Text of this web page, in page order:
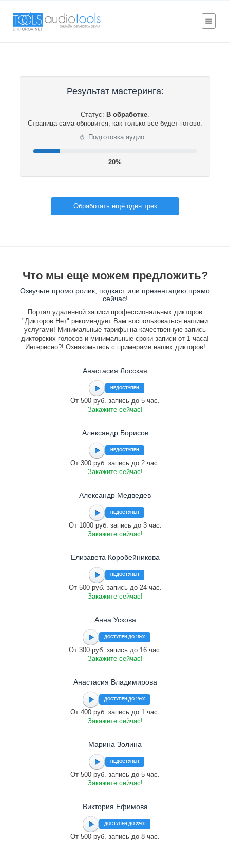
Результат мастеринга:
Статус: В обработке.
Страница сама обновится, как только всё будет готово.
⟳ Подготовка аудио…
20%
Обработать ещё один трек
Что мы еще можем предложить?
Озвучьте промо ролик, подкаст или презентацию прямо
сейчас!
Портал удаленной записи профессиональных дикторов
"Дикторов.Нет" рекомендует Вам воспользоваться нашими
услугами! Минимальные тарифы на качественную запись
дикторских голосов и минимальные сроки записи от 1 часа!
Интересно?! Ознакомьтесь с примерами наших дикторов!
Анастасия Лосская
НЕДОСТУПЕН
От 500 руб. запись до 5 час.
Закажите сейчас!
Александр Борисов
НЕДОСТУПЕН
От 300 руб. запись до 2 час.
Закажите сейчас!
Александр Медведев
НЕДОСТУПЕН
От 1000 руб. запись до 3 час.
Закажите сейчас!
Елизавета Коробейникова
НЕДОСТУПЕН
От 500 руб. запись до 24 час.
Закажите сейчас!
Анна Ускова
ДОСТУПЕН ДО 15:00
От 300 руб. запись до 16 час.
Закажите сейчас!
Анастасия Владимирова
ДОСТУПЕН ДО 19:00
От 400 руб. запись до 1 час.
Закажите сейчас!
Марина Золина
НЕДОСТУПЕН
От 500 руб. запись до 5 час.
Закажите сейчас!
Виктория Ефимова
ДОСТУПЕН ДО 22:00
От 500 руб. запись до 8 час.